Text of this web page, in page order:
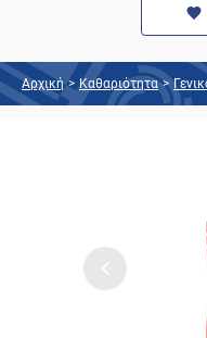
Αρχική > Καθαριότητα >